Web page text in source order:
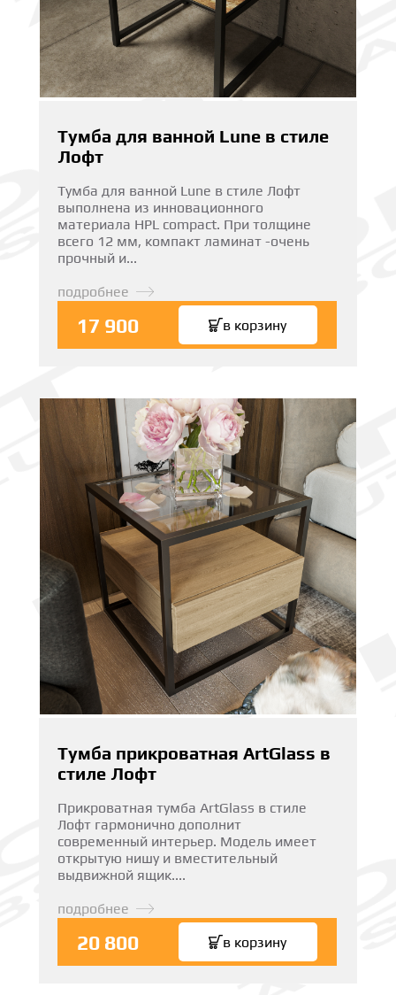
Тумба для ванной Lune в стиле
Лофт
Тумба для ванной Lune в стиле Лофт
выполнена из инновационного
материала HPL compact. При толщине
всего 12 мм, компакт ламинат -очень
прочный и...
подробнее
17 900 в корзину
Тумба прикроватная ArtGlass в
стиле Лофт
Прикроватная тумба ArtGlass в стиле
Лофт гармонично дополнит
современный интерьер. Модель имеет
открытую нишу и вместительный
выдвижной ящик....
подробнее
20 800 в корзину